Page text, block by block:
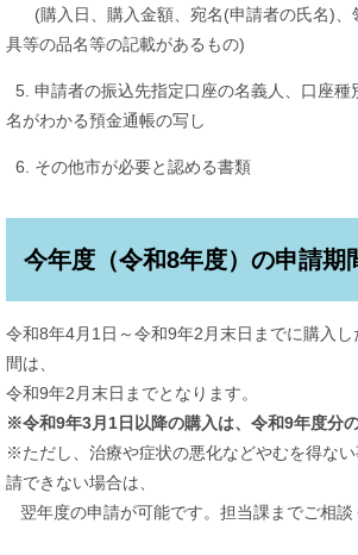
(購入日、購入金額、宛名(申請者の氏名)、
具等の品名等の記載があるもの)
5. 申請者の振込先指定口座の名義人、口座種
名がわかる預金通帳の写し
6. その他市が必要と認める書類
今年度（令和8年度）の申請期
令和8年4月1日～令和9年2月末日までに購入
間は、
令和9年2月末日までとなります。
※令和9年3月1日以降の購入は、令和9年度分の
※ただし、治療や症状の悪化などやむを得な
請できない場合は、
翌年度の申請が可能です。担当課までご相談